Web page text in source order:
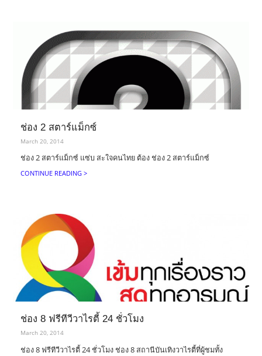
ช่อง 2 สตาร์แม็กซ์
March 20, 2014
ช่อง 2 สตาร์แม็กซ์ แซ่บ สะใจคนไทย ต้อง ช่อง 2 สตาร์แม็กซ์
CONTINUE READING >
ช่อง 8 ฟรีทีวีวาไรตี้ 24 ชั่วโมง
March 20, 2014
ช่อง 8 ฟรีทีวีวาไรตี้ 24 ชั่วโมง ช่อง 8 สถานีบันเทิงวาไรตี้ที่ผู้ชมทั้ง